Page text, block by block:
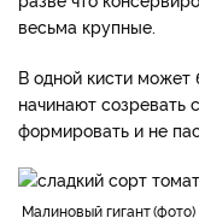
весьма крупные.
В одной кисти
начинают созревать
формировать и не
Малиновый гигант фото